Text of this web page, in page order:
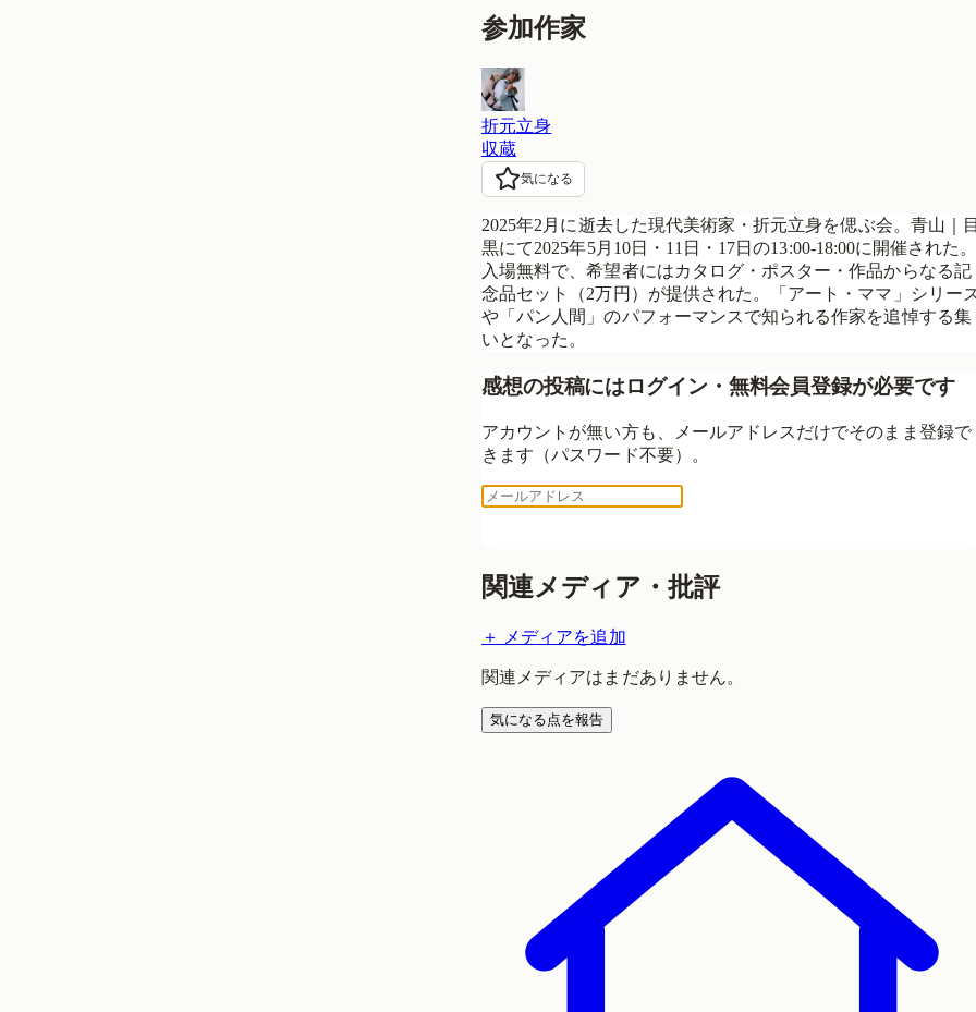
参加作家
折元立身
収蔵
気になる
2025年2月に逝去した現代美術家・折元立身を偲ぶ会。青山｜
黒にて2025年5月10日・11日・17日の13:00-18:00に開催された
入場無料で、希望者にはカタログ・ポスター・作品からなる記
念品セット（2万円）が提供された。「アート・ママ」シリー
や「パン人間」のパフォーマンスで知られる作家を追悼する集
いとなった。
感想の投稿にはログイン・無料会員登録が必要です
アカウントが無い方も、メールアドレスだけでそのまま登録で
きます（パスワード不要）。
関連メディア・批評
＋ メディアを追加
関連メディアはまだありません。
気になる点を報告